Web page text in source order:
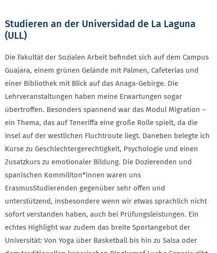
Studieren an der Universidad de La Laguna
(ULL)
Die Fakultät der Sozialen Arbeit befindet sich auf dem Campus
Guajara, einem grünen Gelände mit Palmen, Cafeterias und
einer Bibliothek mit Blick auf das Anaga-Gebirge. Die
Lehrveranstaltungen haben meine Erwartungen sogar
übertroffen. Besonders spannend war das Modul Migration –
ein Thema, das auf Teneriffa eine große Rolle spielt, da die
Insel auf der westlichen Fluchtroute liegt. Daneben belegte ich
Kurse zu Geschlechtergerechtigkeit, Psychologie und einen
Zusatzkurs zu emotionaler Bildung. Die Dozierenden und
spanischen Kommiliton*innen waren uns
ErasmusStudierenden gegenüber sehr offen und
unterstützend, insbesondere wenn wir etwas sprachlich nicht
sofort verstanden haben, auch bei Prüfungsleistungen. Ein
echtes Highlight war zudem das breite Sportangebot der
Universität: Von Yoga über Basketball bis hin zu Salsa oder